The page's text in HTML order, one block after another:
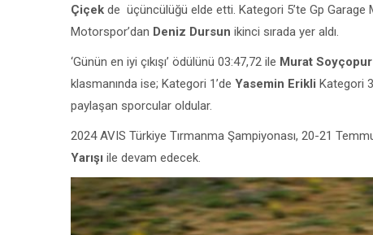
Çiçek de üçüncülüğü elde etti. Kategori 5’te Gp Garage
Motorspor’dan Deniz Dursun ikinci sırada yer aldı.
‘Günün en iyi çıkışı’ ödülünü 03:47,72 ile Murat Soyçopur
klasmanında ise; Kategori 1’de Yasemin Erikli Kategori
paylaşan sporcular oldular.
2024 AVIS Türkiye Tırmanma Şampiyonası, 20-21
Yarışı ile devam edecek.